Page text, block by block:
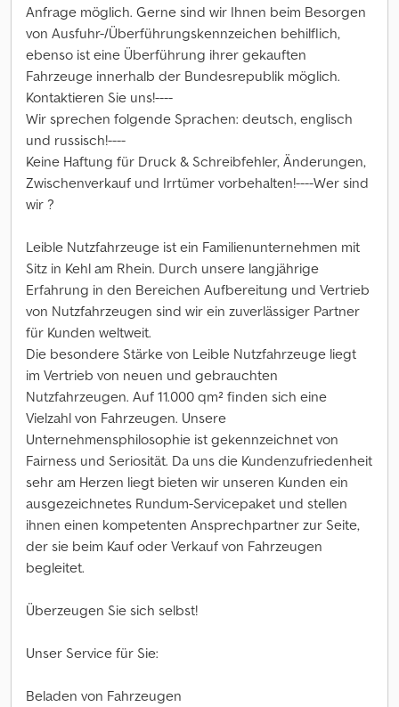
Anfrage möglich. Gerne sind wir Ihnen beim Besorgen
von Ausfuhr-/Überführungskennzeichen behilflich,
ebenso ist eine Überführung ihrer gekauften
Fahrzeuge innerhalb der Bundesrepublik möglich.
Kontaktieren Sie uns!----
Wir sprechen folgende Sprachen: deutsch, englisch
und russisch!----
Keine Haftung für Druck & Schreibfehler, Änderungen,
Zwischenverkauf und Irrtümer vorbehalten!----Wer sind
wir ?
Leible Nutzfahrzeuge ist ein Familienunternehmen mit
Sitz in Kehl am Rhein. Durch unsere langjährige
Erfahrung in den Bereichen Aufbereitung und Vertrieb
von Nutzfahrzeugen sind wir ein zuverlässiger Partner
für Kunden weltweit.
Die besondere Stärke von Leible Nutzfahrzeuge liegt
im Vertrieb von neuen und gebrauchten
Nutzfahrzeugen. Auf 11.000 qm² finden sich eine
Vielzahl von Fahrzeugen. Unsere
Unternehmensphilosophie ist gekennzeichnet von
Fairness und Seriosität. Da uns die Kundenzufriedenheit
sehr am Herzen liegt bieten wir unseren Kunden ein
ausgezeichnetes Rundum-Servicepaket und stellen
ihnen einen kompetenten Ansprechpartner zur Seite,
der sie beim Kauf oder Verkauf von Fahrzeugen
begleitet.
Überzeugen Sie sich selbst!
Unser Service für Sie:
Beladen von Fahrzeugen